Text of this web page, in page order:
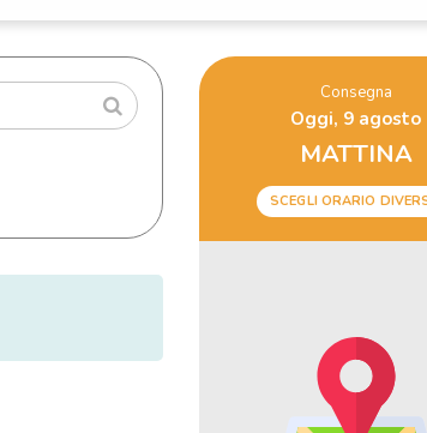
Consegna
Oggi, 9 agosto
MATTINA
SCEGLI ORARIO